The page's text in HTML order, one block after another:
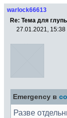
warlock66613
Re: Тема для
27.01.2021, 15:38
Emergency в
Разве